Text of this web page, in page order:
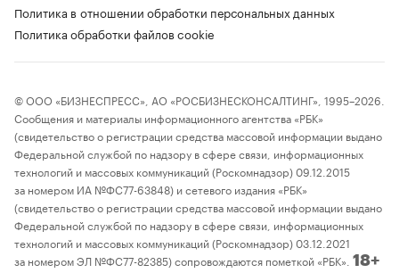
Политика в отношении обработки персональных данных
Политика обработки файлов cookie
© ООО «БИЗНЕСПРЕСС», АО «РОСБИЗНЕСКОНСАЛТИНГ», 1995–2026.
Сообщения и материалы информационного агентства «РБК»
(свидетельство о регистрации средства массовой информации выдано
Федеральной службой по надзору в сфере связи, информационных
технологий и массовых коммуникаций (Роскомнадзор) 09.12.2015
за номером ИА №ФС77-63848) и сетевого издания «РБК»
(свидетельство о регистрации средства массовой информации выдано
Федеральной службой по надзору в сфере связи, информационных
технологий и массовых коммуникаций (Роскомнадзор) 03.12.2021
за номером ЭЛ №ФС77-82385) сопровождаются пометкой «РБК». 18+